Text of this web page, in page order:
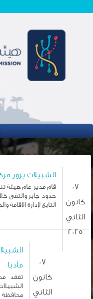
07
كانون
الثاني
2025
الشبيلات يزور
قام مدير عام هيئة
حدود جابر والتقى
التابع لإدارة الاقامة
07
كانون
الثاني
مأدبا
تفقد